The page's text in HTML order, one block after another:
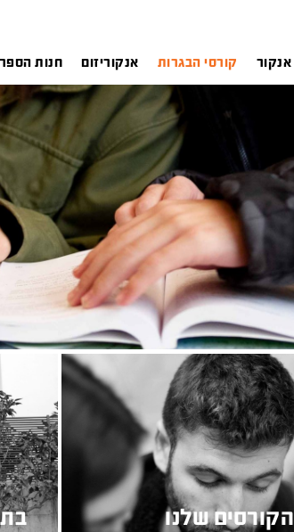
אנקור קורסי הבגרות אנקוריזום חנות
הקורסים שלנו